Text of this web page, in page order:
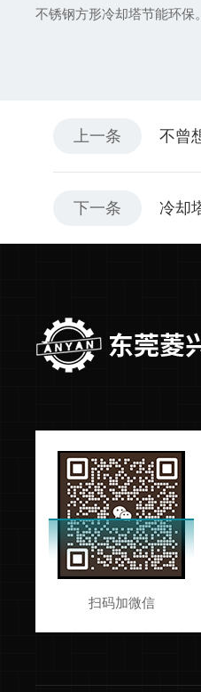
不锈钢方形冷却塔节能环保。
上一条 不曾
下一条 冷却
扫码加微信